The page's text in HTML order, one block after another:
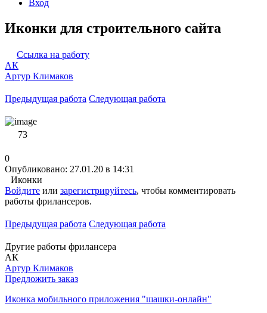
Вход
Иконки для строительного сайта
Ссылка на работу
АК
Артур Климаков
Предыдущая работа Следующая работа
73
0
Опубликовано: 27.01.20 в 14:31
Иконки
Войдите или зарегистрируйтесь, чтобы комментировать
работы фрилансеров.
Предыдущая работа Следующая работа
Другие работы фрилансера
АК
Артур Климаков
Предложить заказ
Иконка мобильного приложения "шашки-онлайн"